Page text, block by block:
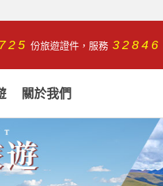
份旅遊證件，服務 32846
關於我們